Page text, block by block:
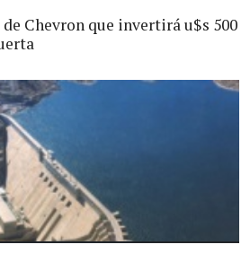
Chevron que invertirá u$s 500